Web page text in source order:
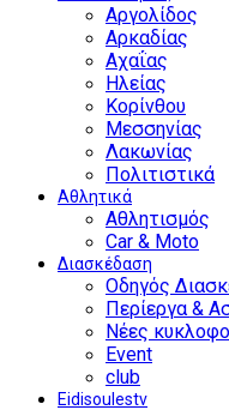
Αργολίδος
Αρκαδίας
Αχαΐας
Ηλείας
Κορίνθου
Μεσσηνίας
Λακωνίας
Πολιτιστικά
Αθλητικά
Αθλητισμός
Car & Moto
Διασκέδαση
Οδηγός
Περίεργα &
Νέες
Event
club
Eidisoulestv